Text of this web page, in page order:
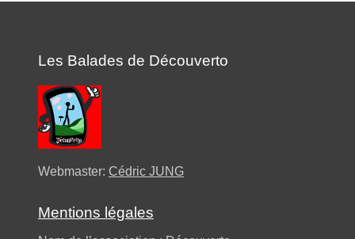
Les Balades de Découverto
Webmaster: Cédric JUNG
Mentions légales